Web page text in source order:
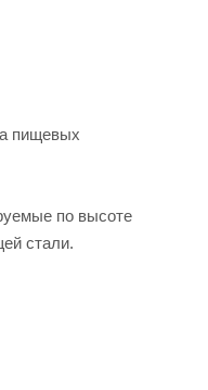
пищевых
по высоте
стали.
вы можете у